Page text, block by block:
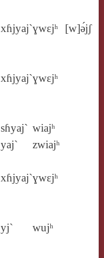
xɦjyaj`ɣwɛjʰ [w]ə́jʃ
xɦjyaj`ɣwɛjʰ
sɦyaj`
yaj`
wiajʰ
zwiajʰ
xɦjyaj`ɣwɛjʰ
yj` wujʰ